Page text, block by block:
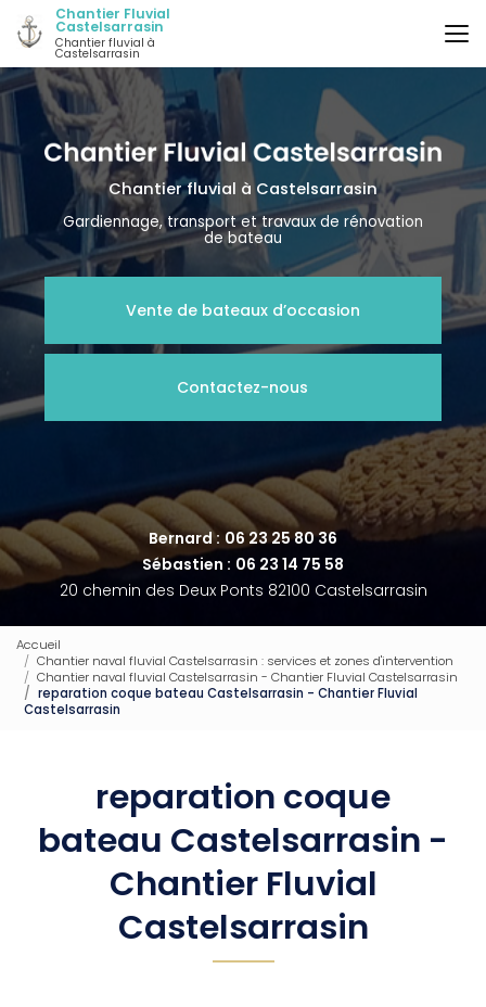
Aller
au
contenu
principal
Chantier Fluvial
Castelsarrasin
Chantier fluvial à
Castelsarrasin
Chantier fluvial à Castelsarrasin
Gardiennage, transport et travaux de rénovation
de bateau
Vente de bateaux d’occasion
Contactez-nous
Bernard : 06 23 25 80 36
Sébastien : 06 23 14 75 58
20 chemin des Deux Ponts 82100 Castelsarrasin
Accueil
Chantier naval fluvial Castelsarrasin : services et zones d'intervention
Chantier naval fluvial Castelsarrasin - Chantier Fluvial Castelsarrasin
reparation coque bateau Castelsarrasin - Chantier Fluvial
Castelsarrasin
reparation coque
bateau Castelsarrasin -
Chantier Fluvial
Castelsarrasin